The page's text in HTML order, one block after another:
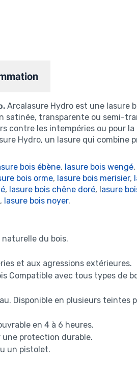
Arcalasure Hydro est une lasure
satinée, transparente ou semi-
contre les intempéries ou pour la
Hydro, un lasure qui
bois ébène, lasure bois wengé,
bois orme, lasure bois merisier,
, lasure bois chêne doré, lasure
, lasure bois noyer.
du bois.
et aux agressions extérieures.
Compatible avec tous types de
Disponible en plusieurs teintes
en 4 à 6 heures.
une protection durable.
un pistolet.